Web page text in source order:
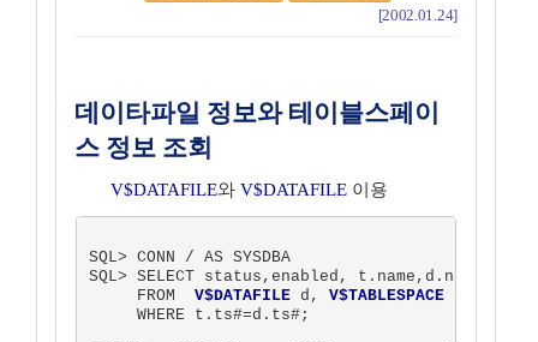
[2002.01.24]
데이타파일 정보와 테이블스페이
스 정보 조회
V$DATAFILE와 V$DATAFILE 이용
SQL> CONN / AS SYSDBA
SQL> SELECT status,enabled, t.name,d.name
     FROM
V$DATAFILE d, V$TABLESPACE t
     WHERE t.ts#=d.ts#;